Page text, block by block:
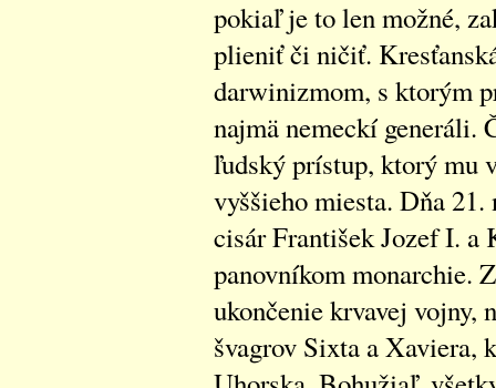
pokiaľ je to len možné,
plieniť či ničiť.
darwinizmom, s ktorým
najmä nemeckí generáli.
ľudský prístup, ktorý mu
vyššieho miesta. Dňa
cisár František Jozef I. a
panovníkom monarchie.
ukončenie krvavej vojny,
švagrov Sixta a Xaviera,